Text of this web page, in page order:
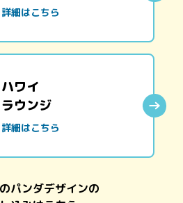
詳細はこちら
ハワイ
ラウンジ
詳細はこちら
パンダデザインの